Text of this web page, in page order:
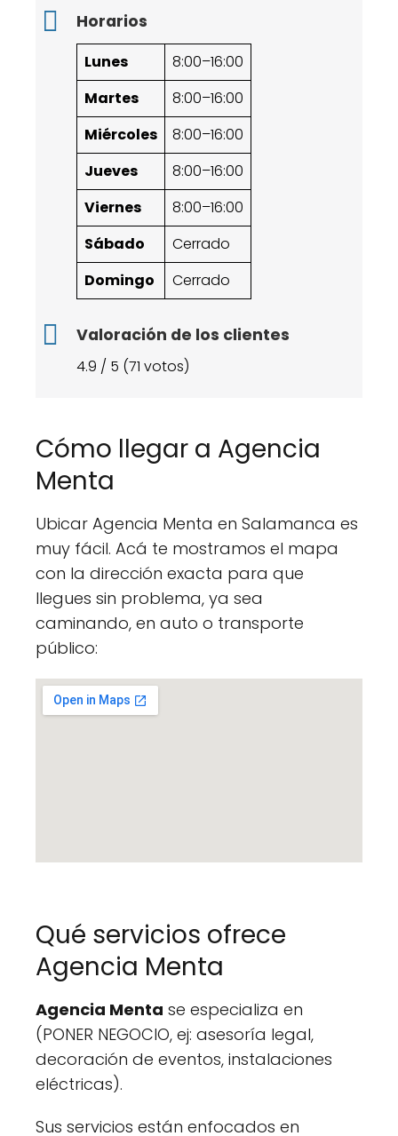
Horarios
Lunes
8:00–16:00
Martes
8:00–16:00
Miércoles
8:00–16:00
Jueves
8:00–16:00
Viernes
8:00–16:00
Sábado
Cerrado
Domingo
Cerrado
Valoración de los clientes
4.9 / 5 (71 votos)
Cómo llegar a Agencia
Menta
Ubicar Agencia Menta en Salamanca es
muy fácil. Acá te mostramos el mapa
con la dirección exacta para que
llegues sin problema, ya sea
caminando, en auto o transporte
público:
Qué servicios ofrece
Agencia Menta
Agencia Menta se especializa en
(PONER NEGOCIO, ej: asesoría legal,
decoración de eventos, instalaciones
eléctricas).
Sus servicios están enfocados en